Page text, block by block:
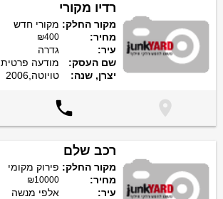
רדיו מקורי
מקור החלק: מקורי חדש
מחיר:
₪400
עיר:
גדרה
שם העסק:
מודעה פרטית
יצרן, שנה:
טויוטה,2006


רכב שלם
מקור החלק: פירוק מקומי
מחיר:
₪10000
עיר:
אלפי מנשה